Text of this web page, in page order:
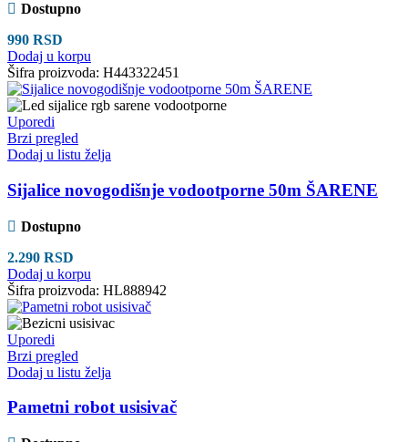
Dostupno
990 RSD
Dodaj u korpu
Šifra proizvoda: H443322451
Uporedi
Brzi pregled
Dodaj u listu želja
Sijalice novogodišnje vodootporne 50m ŠARENE
Dostupno
2.290 RSD
Dodaj u korpu
Šifra proizvoda: HL888942
Uporedi
Brzi pregled
Dodaj u listu želja
Pametni robot usisivač